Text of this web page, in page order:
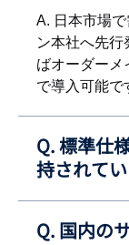
A. 日本市場
ン本社へ先行
ばオーダーメ
で導入可能で
Q. 標準仕
持されて
Q. 国内の